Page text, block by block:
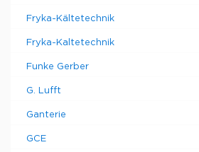
Fryka-Kältetechnik
Fryka-Kaltetechnik
Funke Gerber
G. Lufft
Ganterie
GCE